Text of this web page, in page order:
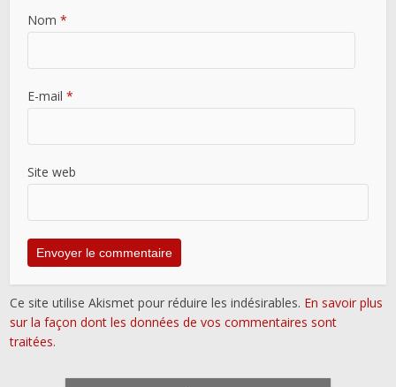
Nom*
E-mail*
Site web
Ce site utilise Akismet pour réduire les indésirables. En savoir plus
sur la façon dont les données de vos commentaires sont
traitées.